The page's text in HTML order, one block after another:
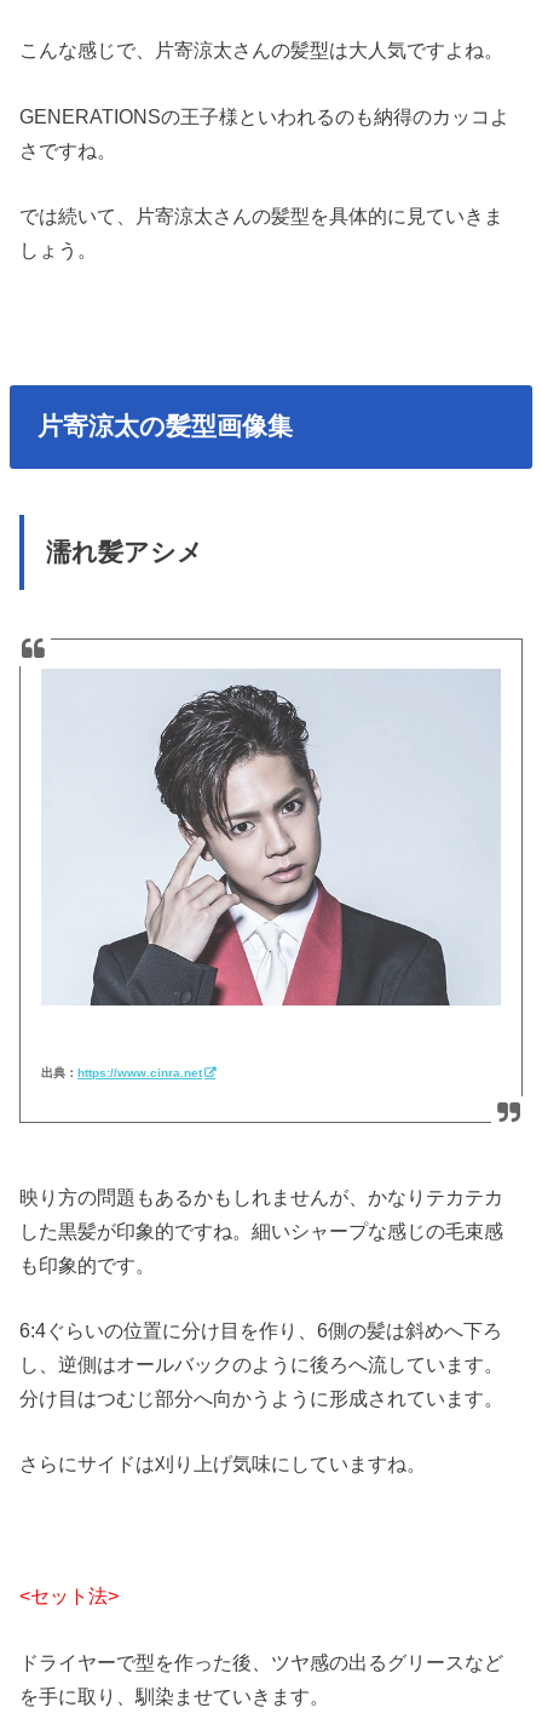
こんな感じで、片寄涼太さんの髪型は大人気ですよね。
GENERATIONSの王子様といわれるのも納得のカッコよ
さですね。
では続いて、片寄涼太さんの髪型を具体的に見ていきま
しょう。
片寄涼太の髪型画像集
濡れ髪アシメ
出典：https://www.cinra.net
映り方の問題もあるかもしれませんが、かなりテカテカ
した黒髪が印象的ですね。細いシャープな感じの毛束感
も印象的です。
6:4ぐらいの位置に分け目を作り、6側の髪は斜めへ下ろ
し、逆側はオールバックのように後ろへ流しています。
分け目はつむじ部分へ向かうように形成されています。
さらにサイドは刈り上げ気味にしていますね。
<セット法>
ドライヤーで型を作った後、ツヤ感の出るグリースなど
を手に取り、馴染ませていきます。